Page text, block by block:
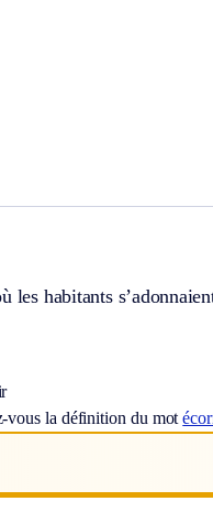
habitants
vous la définition du mot